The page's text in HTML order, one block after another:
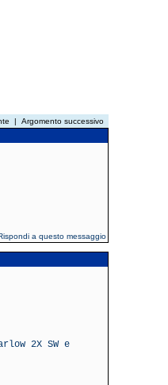
| Argomento successivo
a questo messaggio
2X SW e